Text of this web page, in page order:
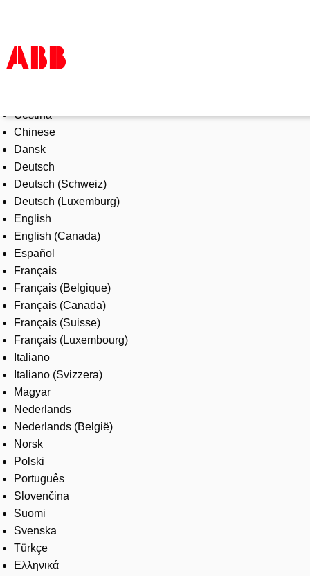
Products & Solutions
Industries
Services
About us
Where to buy
Contact us
Careers
Čeština
Chinese
Dansk
Deutsch
Deutsch (Schweiz)
Deutsch (Luxemburg)
English
English (Canada)
Español
Français
Français (Belgique)
Français (Canada)
Français (Suisse)
Français (Luxembourg)
Italiano
Italiano (Svizzera)
Magyar
Nederlands
Nederlands (België)
Norsk
Polski
Português
Slovenčina
Suomi
Svenska
Türkçe
Ελληνικά